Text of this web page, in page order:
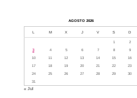
AGOSTO 2026
L M X J V S D
1
2
3
4 5 6 7 8
9
10
11 12 13 14 15
16
17
18 19 20 21 22
23
24
25 26 27 28 29
30
31
« Jul